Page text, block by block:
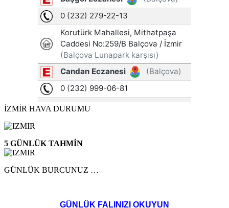
İZMİR HAVA DURUMU
5 GÜNLÜK TAHMİN
GÜNLÜK BURCUNUZ …
GÜNLÜK FALINIZI OKUYUN